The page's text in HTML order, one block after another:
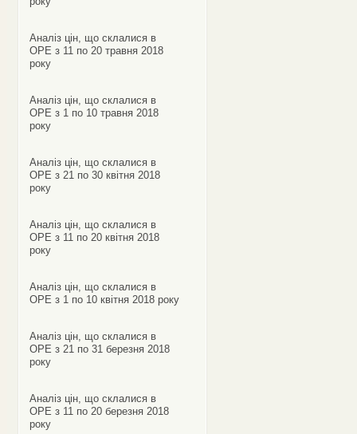
Аналіз цін, що склалися в
ОРЕ з 11 по 20 травня 2018
року
Аналіз цін, що склалися в
ОРЕ з 1 по 10 травня 2018
року
Аналіз цін, що склалися в
ОРЕ з 21 по 30 квітня 2018
року
Аналіз цін, що склалися в
ОРЕ з 11 по 20 квітня 2018
року
Аналіз цін, що склалися в
ОРЕ з 1 по 10 квітня 2018 року
Аналіз цін, що склалися в
ОРЕ з 21 по 31 березня 2018
року
Аналіз цін, що склалися в
ОРЕ з 11 по 20 березня 2018
року